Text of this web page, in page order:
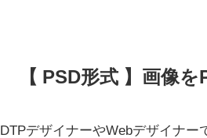
【 PSD形式 】画像
DTPデザイナーやWebデザイナー